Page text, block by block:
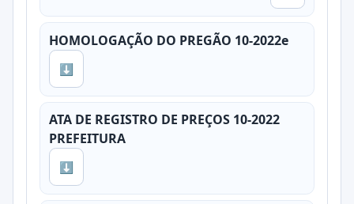
HOMOLOGAÇÃO DO PREGÃO 10-2022e
⬇
ATA DE REGISTRO DE PREÇOS 10-2022
PREFEITURA
⬇